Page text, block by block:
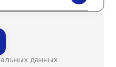
данных